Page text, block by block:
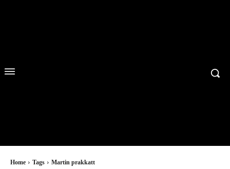
Home Tags Martin prakkatt